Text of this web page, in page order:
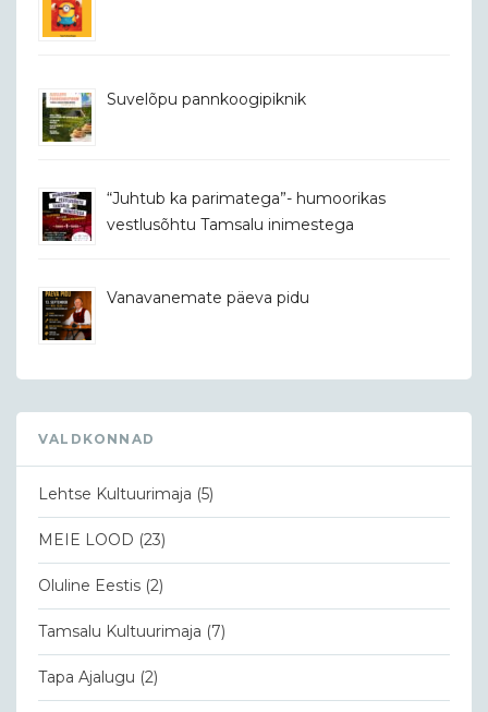
Suvelõpu pannkoogipiknik
“Juhtub ka parimatega”- humoorikas
vestlusõhtu Tamsalu inimestega
Vanavanemate päeva pidu
VALDKONNAD
Lehtse Kultuurimaja (5)
MEIE LOOD (23)
Oluline Eestis (2)
Tamsalu Kultuurimaja (7)
Tapa Ajalugu (2)